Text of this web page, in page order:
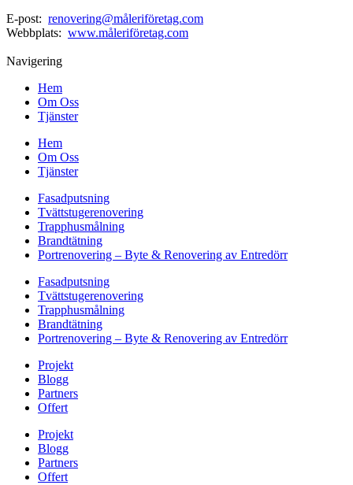
E-post: renovering@måleriföretag.com
Webbplats: www.måleriföretag.com
Navigering
Hem
Om Oss
Tjänster
Hem
Om Oss
Tjänster
Fasadputsning
Tvättstugerenovering
Trapphusmålning
Brandtätning
Portrenovering – Byte & Renovering av Entredörr
Fasadputsning
Tvättstugerenovering
Trapphusmålning
Brandtätning
Portrenovering – Byte & Renovering av Entredörr
Projekt
Blogg
Partners
Offert
Projekt
Blogg
Partners
Offert